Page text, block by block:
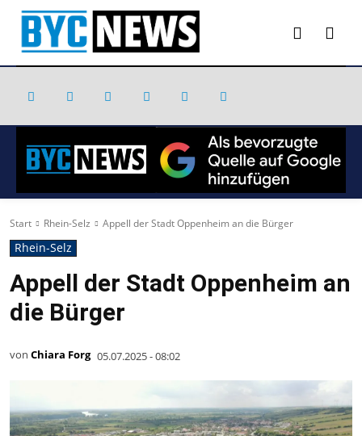
Start Rhein-Selz Appell der Stadt Oppenheim an die Bürger
Rhein-Selz
Appell der Stadt Oppenheim an
die Bürger
von Chiara Forg 05.07.2025 - 08:02